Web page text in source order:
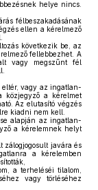
helye nincs.
félbeszakadásának
ellen a kérelmező
következik be, az
fellebbezhet. A
vagy megszűnt fél
eltér, vagy az ingatlan-
közjegyző a kérelmet
Az elutasító végzés
kiadni nem kell.
alapján az ingatlan-
a kérelemnek helyt
zálogjogosult javára és
a kérelemben
a terheléséi tilalom,
vagy törléséhez